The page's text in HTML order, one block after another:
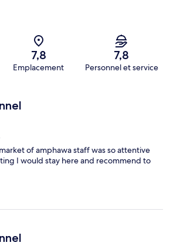
7,8
Emplacement
7,8
Personnel et service
of amphawa staff was so attentive
I would stay here and recommend to